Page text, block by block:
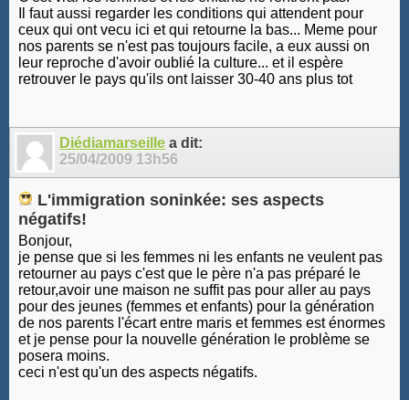
Il faut aussi regarder les conditions qui attendent pour
ceux qui ont vecu ici et qui retourne la bas... Meme pour
nos parents se n'est pas toujours facile, a eux aussi on
leur reproche d'avoir oublié la culture... et il espère
retrouver le pays qu'ils ont laisser 30-40 ans plus tot
Diédiamarseille a dit:
25/04/2009 13h56
L'immigration soninkée: ses aspects
négatifs!
Bonjour,
je pense que si les femmes ni les enfants ne veulent pas
retourner au pays c'est que le père n'a pas préparé le
retour,avoir une maison ne suffit pas pour aller au pays
pour des jeunes (femmes et enfants) pour la génération
de nos parents l'écart entre maris et femmes est énormes
et je pense pour la nouvelle génération le problème se
posera moins.
ceci n'est qu'un des aspects négatifs.